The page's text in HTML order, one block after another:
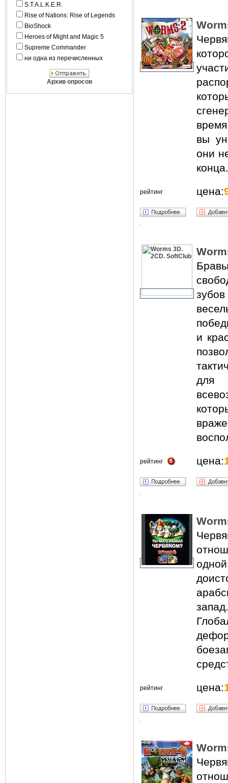
S.T.A.L.K.E.R.
Rise of Nations: Rise of Legends
BioShock
Heroes of Might and Magic 5
Supreme Commander
ни одна из перечисленных
Архив опросов
вы
они
конца.
рейтинг цена:
и
для
рейтинг цена:
рейтинг цена: